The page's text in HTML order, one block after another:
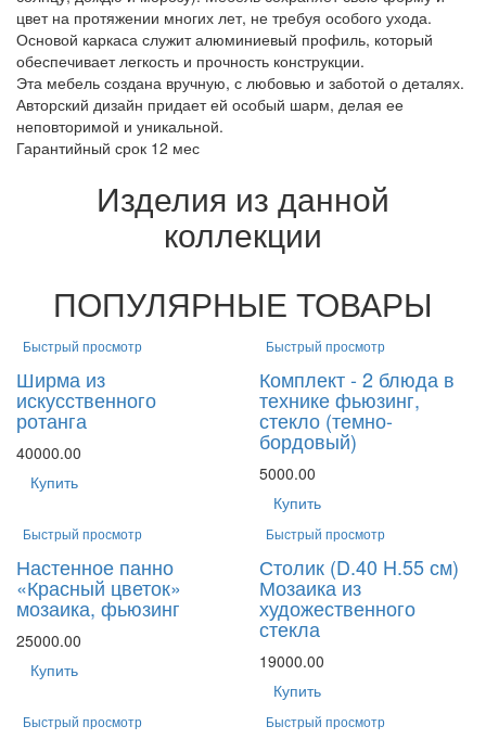
цвет на протяжении многих лет, не требуя особого ухода.
Основой каркаса служит алюминиевый профиль, который
обеспечивает легкость и прочность конструкции.
Эта мебель создана вручную, с любовью и заботой о деталях.
Авторский дизайн придает ей особый шарм, делая ее
неповторимой и уникальной.
Гарантийный срок 12 мес
Изделия из данной
коллекции
ПОПУЛЯРНЫЕ ТОВАРЫ
Быстрый просмотр
Ширма из
искусственного
ротанга
40000.00
Купить
Быстрый просмотр
Комплект - 2 блюда в
технике фьюзинг,
стекло (темно-
бордовый)
5000.00
Купить
Быстрый просмотр
Настенное панно
«Красный цветок»
мозаика, фьюзинг
25000.00
Купить
Быстрый просмотр
Столик (D.40 H.55 см)
Мозаика из
художественного
стекла
19000.00
Купить
Быстрый просмотр Быстрый просмотр